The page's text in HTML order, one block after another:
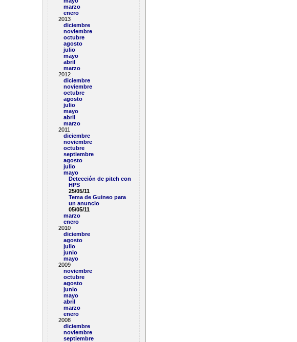
marzo
enero
2013
diciembre
noviembre
octubre
agosto
julio
mayo
abril
marzo
2012
diciembre
noviembre
octubre
agosto
julio
mayo
abril
marzo
2011
diciembre
noviembre
octubre
septiembre
agosto
julio
mayo
Detección de pitch con
HPS
25/05/11
Tema de Guineo para
un anuncio
05/05/11
marzo
enero
2010
diciembre
agosto
julio
junio
mayo
2009
noviembre
octubre
agosto
junio
mayo
abril
marzo
enero
2008
diciembre
noviembre
septiembre